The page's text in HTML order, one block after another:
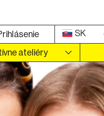
SK
ateliéry